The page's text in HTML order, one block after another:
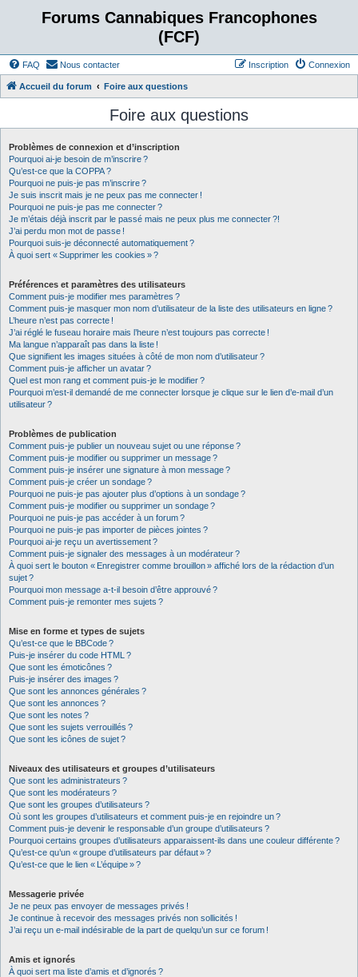
Forums Cannabiques Francophones
(FCF)
FAQ Nous contacter Connexion
Inscription
Accueil du forum Foire aux questions
Foire aux questions
Problèmes de connexion et d’inscription
Pourquoi ai-je besoin de m’inscrire ?
Qu’est-ce que la COPPA ?
Pourquoi ne puis-je pas m’inscrire ?
Je suis inscrit mais je ne peux pas me connecter !
Pourquoi ne puis-je pas me connecter ?
Je m’étais déjà inscrit par le passé mais ne peux plus me connecter ?!
J’ai perdu mon mot de passe !
Pourquoi suis-je déconnecté automatiquement ?
À quoi sert « Supprimer les cookies » ?
Préférences et paramètres des utilisateurs
Comment puis-je modifier mes paramètres ?
Comment puis-je masquer mon nom d’utilisateur de la liste des utilisateurs en ligne ?
L’heure n’est pas correcte !
J’ai réglé le fuseau horaire mais l’heure n’est toujours pas correcte !
Ma langue n’apparaît pas dans la liste !
Que signifient les images situées à côté de mon nom d’utilisateur ?
Comment puis-je afficher un avatar ?
Quel est mon rang et comment puis-je le modifier ?
Pourquoi m’est-il demandé de me connecter lorsque je clique sur le lien d’e-mail d’un
utilisateur ?
Problèmes de publication
Comment puis-je publier un nouveau sujet ou une réponse ?
Comment puis-je modifier ou supprimer un message ?
Comment puis-je insérer une signature à mon message ?
Comment puis-je créer un sondage ?
Pourquoi ne puis-je pas ajouter plus d’options à un sondage ?
Comment puis-je modifier ou supprimer un sondage ?
Pourquoi ne puis-je pas accéder à un forum ?
Pourquoi ne puis-je pas importer de pièces jointes ?
Pourquoi ai-je reçu un avertissement ?
Comment puis-je signaler des messages à un modérateur ?
À quoi sert le bouton « Enregistrer comme brouillon » affiché lors de la rédaction d’un
sujet ?
Pourquoi mon message a-t-il besoin d’être approuvé ?
Comment puis-je remonter mes sujets ?
Mise en forme et types de sujets
Qu’est-ce que le BBCode ?
Puis-je insérer du code HTML ?
Que sont les émoticônes ?
Puis-je insérer des images ?
Que sont les annonces générales ?
Que sont les annonces ?
Que sont les notes ?
Que sont les sujets verrouillés ?
Que sont les icônes de sujet ?
Niveaux des utilisateurs et groupes d’utilisateurs
Que sont les administrateurs ?
Que sont les modérateurs ?
Que sont les groupes d’utilisateurs ?
Où sont les groupes d’utilisateurs et comment puis-je en rejoindre un ?
Comment puis-je devenir le responsable d’un groupe d’utilisateurs ?
Pourquoi certains groupes d’utilisateurs apparaissent-ils dans une couleur différente ?
Qu’est-ce qu’un « groupe d’utilisateurs par défaut » ?
Qu’est-ce que le lien « L’équipe » ?
Messagerie privée
Je ne peux pas envoyer de messages privés !
Je continue à recevoir des messages privés non sollicités !
J’ai reçu un e-mail indésirable de la part de quelqu’un sur ce forum !
Amis et ignorés
À quoi sert ma liste d’amis et d’ignorés ?